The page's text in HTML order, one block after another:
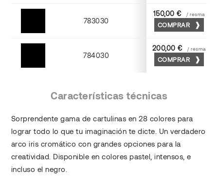
783030
Negro
150,00 € / resma
COMPRAR
784030
Negro
200,00 € / resma
COMPRAR
Características técnicas
Sorprendente gama de cartulinas en 28 colores para
lograr todo lo que tu imaginación te dicte. Un verdadero
arco iris cromático con grandes opciones para la
creatividad. Disponible en colores pastel, intensos, e
incluso el negro.